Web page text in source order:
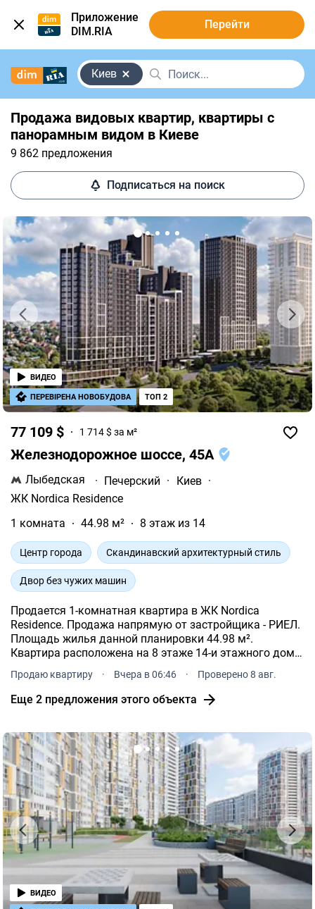
Приложение
DIM.RIA
Перейти
Киев
Продажа видовых квартир, квартиры с
панорамным видом в Киеве
9 862 предложения
Подписаться на поиск
77 109 $ 1 714 $ за м²
Железнодорожное шоссе, 45А
Лыбедская · Печерский · Киев ·
ЖК Nordica Residence
1 комната
44.98 м² 8 этаж из 14
Центр города Скандинавский архитектурный стиль
Двор без чужих машин
Продается 1-комнатная квартира в ЖК Nordica
Residence. Продажа напрямую от застройщика - РИЕЛ.
Площадь жилья данной планировки 44.98 м².
Квартира расположена на 8 этаже 14-и этажного дома.
рн Печерский, Железнодорожное, 45А.
Продаю квартиру · Вчера в 06:46 · Проверено 8 авг.
Еще 2 предложения этого объекта
ВИДЕО
ПЕРЕВІРЕНА НОВОБУДОВА ТОП 2
ВИДЕО